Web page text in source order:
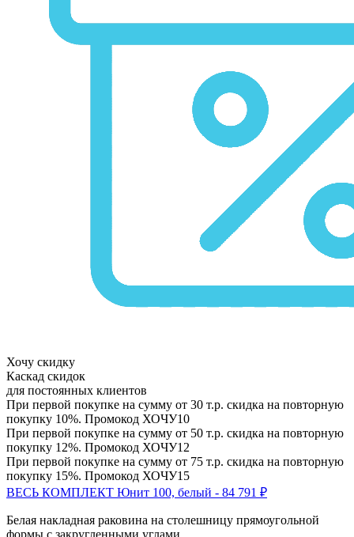
Хочу скидку
Каскад скидок
для постоянных клиентов
При первой покупке на сумму от 30 т.р. скидка на повторную
покупку 10%. Промокод ХОЧУ10
При первой покупке на сумму от 50 т.р. скидка на повторную
покупку 12%. Промокод ХОЧУ12
При первой покупке на сумму от 75 т.р. скидка на повторную
покупку 15%. Промокод ХОЧУ15
ВЕСЬ КОМПЛЕКТ Юнит 100, белый - 84 791 ₽
Белая накладная раковина на столешницу прямоугольной
формы с закругленными углами.